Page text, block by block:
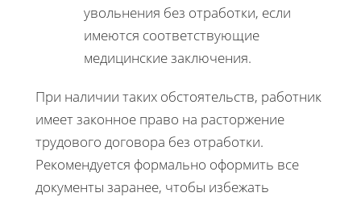
увольнения без отработки, если
имеются соответствующие
медицинские заключения.
При наличии таких обстоятельств, работник
имеет законное право на расторжение
трудового договора без отработки.
Рекомендуется формально оформить все
документы заранее, чтобы избежать